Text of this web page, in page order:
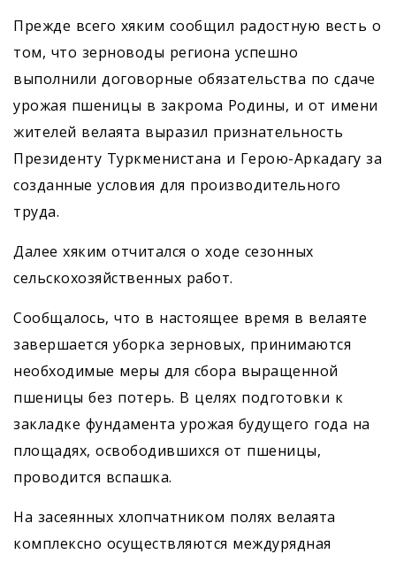
Прежде всего хяким сообщил радостную весть о
том, что зерноводы региона успешно
выполнили договорные обязательства по сдаче
урожая пшеницы в закрома Родины, и от имени
жителей велаята выразил признательность
Президенту Туркменистана и Герою-Аркадагу за
созданные условия для производительного
труда.
Далее хяким отчитался о ходе сезонных
сельскохозяйственных работ.
Сообщалось, что в настоящее время в велаяте
завершается уборка зерновых, принимаются
необходимые меры для сбора выращенной
пшеницы без потерь. В целях подготовки к
закладке фундамента урожая будущего года на
площадях, освободившихся от пшеницы,
проводится вспашка.
На засеянных хлопчатником полях велаята
комплексно осуществ­ляются междурядная